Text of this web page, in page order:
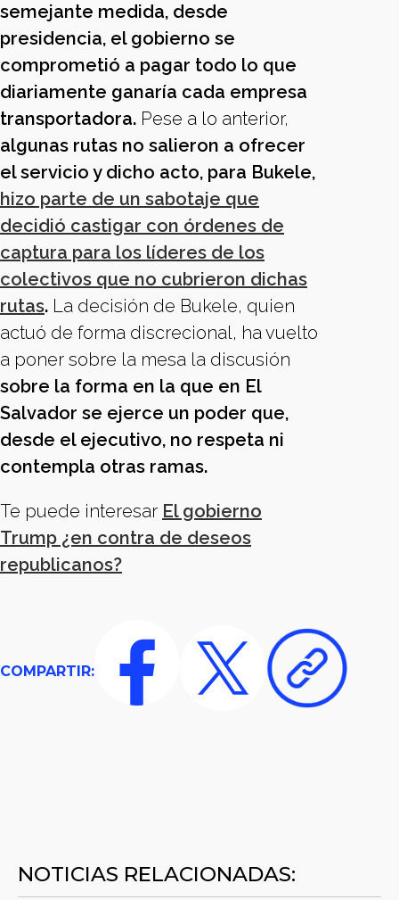
semejante medida, desde
presidencia, el gobierno se
comprometió a pagar todo lo que
diariamente ganaría cada empresa
transportadora. Pese a lo anterior,
algunas rutas no salieron a ofrecer
el servicio y dicho acto, para Bukele,
hizo parte de un sabotaje que
decidió castigar con órdenes de
captura para los líderes de los
colectivos que no cubrieron dichas
rutas. La decisión de Bukele, quien
actuó de forma discrecional, ha vuelto
a poner sobre la mesa la discusión
sobre la forma en la que en El
Salvador se ejerce un poder que,
desde el ejecutivo, no respeta ni
contempla otras ramas.
Te puede interesar El gobierno
Trump ¿en contra de deseos
republicanos?
COMPARTIR:
NOTICIAS RELACIONADAS: